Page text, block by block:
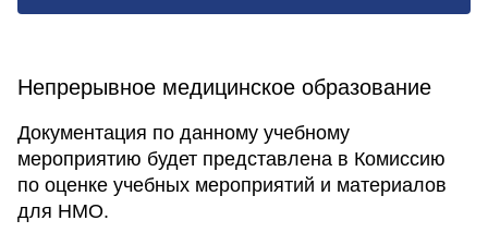
Непрерывное медицинское образование
Документация по данному учебному
мероприятию будет представлена в Комиссию
по оценке учебных мероприятий и материалов
для НМО.